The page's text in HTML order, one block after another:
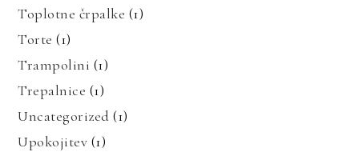
Toplotne črpalke (1)
Torte (1)
Trampolini (1)
Trepalnice (1)
Uncategorized (1)
Upokojitev (1)